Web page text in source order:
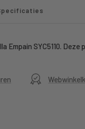
Empain SYC5110.